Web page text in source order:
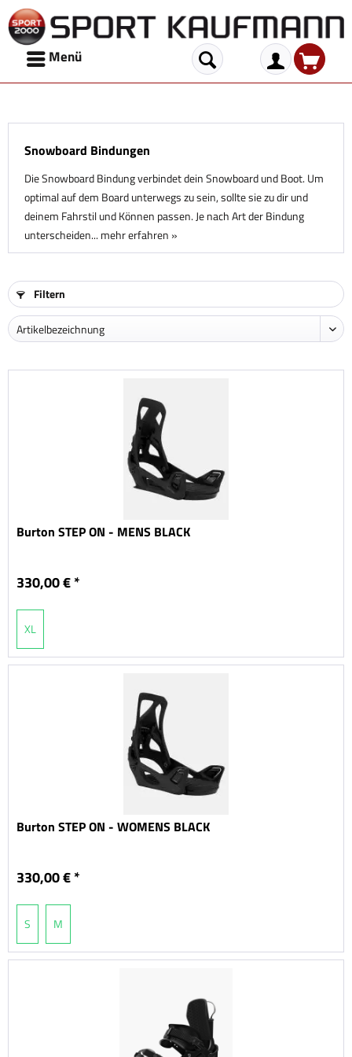
Menü
Snowboard Bindungen
Die Snowboard Bindung verbindet dein Snowboard und Boot. Um
optimal auf dem Board unterwegs zu sein, sollte sie zu dir und
deinem Fahrstil und Können passen. Je nach Art der Bindung
unterscheiden... mehr erfahren »
Filtern
Burton STEP ON - MENS BLACK
330,00 € *
XL
Burton STEP ON - WOMENS BLACK
330,00 € *
S M